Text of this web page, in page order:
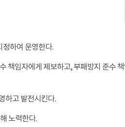
정하여 운영한다.
책임자에게 제보하고, 부패방지 준수
하고 발전시킨다.
노력한다.